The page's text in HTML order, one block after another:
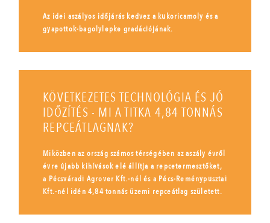
Az idei aszályos időjárás kedvez a kukoricamoly és a
gyapottok-bagolylepke gradációjának.
KÖVETKEZETES TECHNOLÓGIA ÉS JÓ
IDŐZÍTÉS - MI A TITKA 4,84 TONNÁS
REPCEÁTLAGNAK?
Miközben az ország számos térségében az aszály évről
évre újabb kihívások elé állítja a repcetermesztőket,
a Pécsváradi Agrover Kft.-nél és a Pécs-Reménypusztai
Kft.-nél idén 4,84 tonnás üzemi repceátlag született.